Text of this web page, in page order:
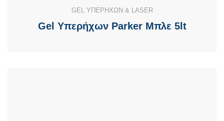
GEL ΥΠΕΡΗΧΩΝ & LASER
Gel Υπερήχων Parker Μπλε 5lt